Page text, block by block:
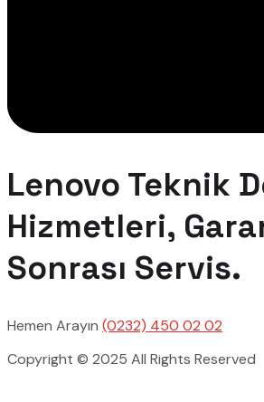
Lenovo Teknik
Hizmetleri,
Sonrası Servis.
Hemen Arayın (0232) 450 02 02
Copyright © 2025 All Rights Reserved